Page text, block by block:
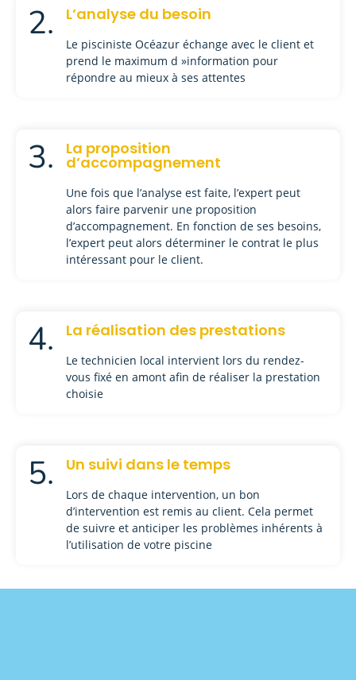
2. L’analyse du besoin
Le pisciniste Océazur échange avec le client et
prend le maximum d »information pour
répondre au mieux à ses attentes
3. La proposition
d’accompagnement
Une fois que l’analyse est faite, l’expert peut
alors faire parvenir une proposition
d’accompagnement. En fonction de ses besoins,
l’expert peut alors déterminer le contrat le plus
intéressant pour le client.
4. La réalisation des prestations
Le technicien local intervient lors du rendez-
vous fixé en amont afin de réaliser la prestation
choisie
5. Un suivi dans le temps
Lors de chaque intervention, un bon
d’intervention est remis au client. Cela permet
de suivre et anticiper les problèmes inhérents à
l’utilisation de votre piscine